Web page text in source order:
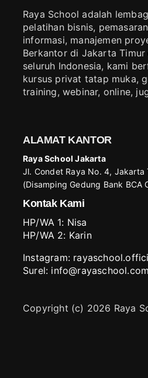
Raya School adalah
pelatihan bisnis,
informasi, manajemen
Berkantor di Jakarta Timur
seluruh Indonesia, kami
kursus privat tatap muka,
training, webinar, online,
ALAMAT KANTOR
Raya School Jakarta
Jl. Condet Raya No. 4, Jakarta
(Disamping Gedung Bank BCA
Kontak Kami
HP/WA 1: Nisa
HP/WA 2: Karin
Instagram:
Surel: info@rayaschool.com
Copyright (c) 2026 Raya